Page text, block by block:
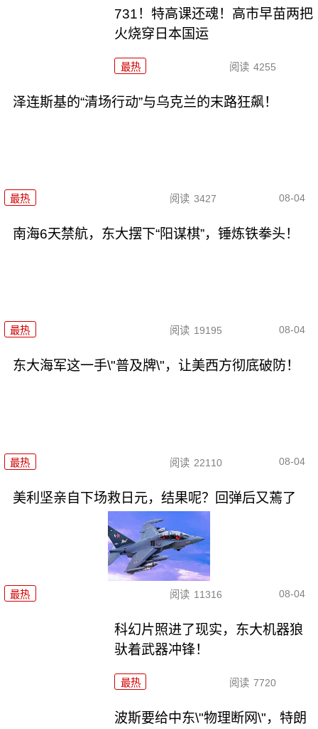
731！特高课还魂！高市早苗两把
火烧穿日本国运
最热 阅读 4255
泽连斯基的“清场行动”与乌克兰的末路狂飙！
最热 阅读 3427 08-04
南海6天禁航，东大摆下“阳谋棋”，锤炼铁拳头！
最热 阅读 19195 08-04
东大海军这一手\"普及牌\"，让美西方彻底破防！
最热 阅读 22110 08-04
美利坚亲自下场救日元，结果呢？回弹后又蔫了
最热 阅读 11316 08-04
科幻片照进了现实，东大机器狼
驮着武器冲锋！
最热 阅读 7720
波斯要给中东\"物理断网\"，特朗